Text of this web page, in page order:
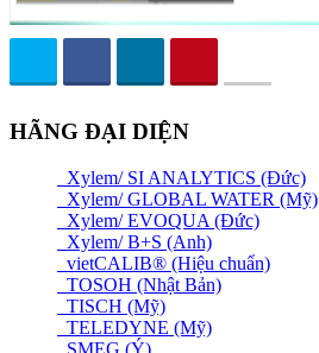
HÃNG ĐẠI DIỆN
Xylem/ SI ANALYTICS (Đức)
Xylem/ GLOBAL WATER (Mỹ)
Xylem/ EVOQUA (Đức)
Xylem/ B+S (Anh)
vietCALIB® (Hiệu chuẩn)
TOSOH (Nhật Bản)
TISCH (Mỹ)
TELEDYNE (Mỹ)
SMEG (Ý)